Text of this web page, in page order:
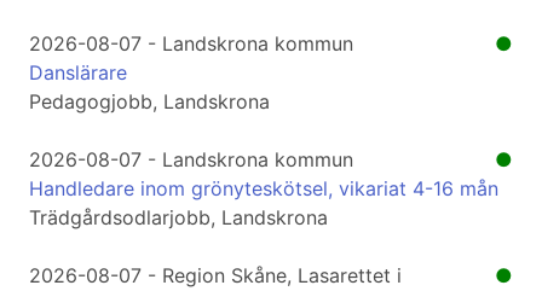
●
2026-08-07 - Landskrona kommun
Danslärare
Pedagogjobb, Landskrona
●
2026-08-07 - Landskrona kommun
Handledare inom grönyteskötsel, vikariat 4-16 mån
Trädgårdsodlarjobb, Landskrona
●
2026-08-07 - Region Skåne, Lasarettet i